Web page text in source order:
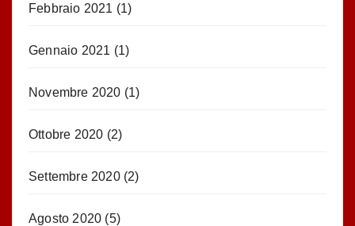
Febbraio 2021 (1)
Gennaio 2021 (1)
Novembre 2020 (1)
Ottobre 2020 (2)
Settembre 2020(2)
Agosto 2020 (5)